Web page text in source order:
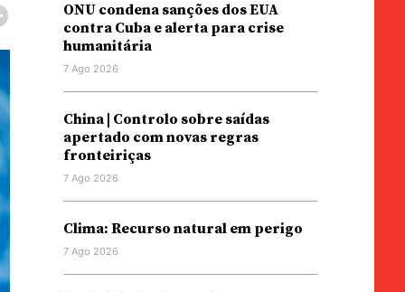
ONU condena sanções dos EUA
contra Cuba e alerta para crise
humanitária
7 Ago 2026
China | Controlo sobre saídas
apertado com novas regras
fronteiriças
7 Ago 2026
Clima: Recurso natural em perigo
7 Ago 2026